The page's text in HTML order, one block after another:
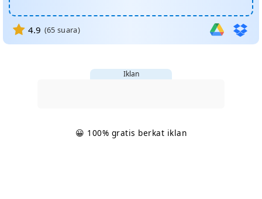
4.9 (65 suara)
Iklan
😀 100% gratis berkat iklan